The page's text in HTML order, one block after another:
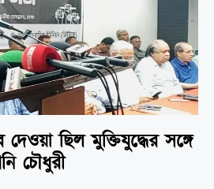
ছিল মুক্তিযুদ্ধের সঙ্গে
চৌধুরী